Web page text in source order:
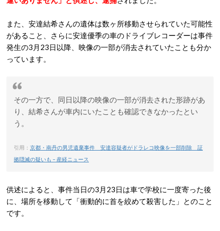
また、安達結希さんの遺体は数ヶ所移動させられていた可能性
があること、さらに安達優季の車のドライブレコーダーは事件
発生の3月23日以降、映像の一部が消去されていたことも分か
っています。
その一方で、同日以降の映像の一部が消去された形跡があ
り、結希さんが車内にいたことも確認できなかったとい
う。
引用： 京都・南丹の男児遺棄事件 安達容疑者がドラレコ映像を一部削除 証
拠隠滅の疑いも – 産経ニュース
供述によると、事件当日の3月23日は車で学校に一度寄った後
に、場所を移動して「衝動的に首を絞めて殺害した」とのこと
です。